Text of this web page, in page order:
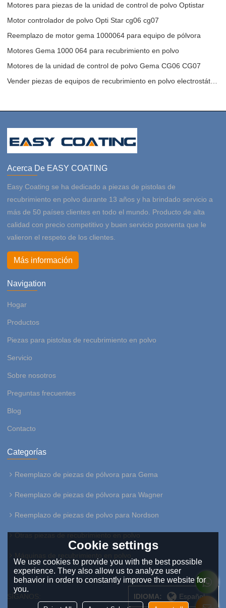
Motores para piezas de la unidad de control de polvo Optistar
Motor controlador de polvo Opti Star cg06 cg07
Reemplazo de motor gema 1000064 para equipo de pólvora
Motores Gema 1000 064 para recubrimiento en polvo
Motores de la unidad de control de polvo Gema CG06 CG07
Acerca De EASY COATING
Easy Coating se ha dedicado a piezas de pistolas de
recubrimiento en polvo durante 13 años y ha brindado servicio a
más de 50 países clientes en todo el mundo. Producto de alta
calidad con precio competitivo y buen servicio posventa que le
valieron el respeto de los clientes.
Más información
Navigation
Hogar
Productos
Piezas para pistolas de recubrimiento en polvo
Servicio
Sobre nosotros
Preguntas frecuentes
Blog
Contacto
Categorías
Reemplazo de piezas de pólvora para Gema
Reemplazo de piezas de pólvora para Wagner
Reemplazo de piezas de polvo para Nordson
Otras piezas de recubrimiento en polvo
SÍGANOS: IDIOMA: Español
Cookie settings
We use cookies to provide you with the best possible
experience. They also allow us to analyze user
behavior in order to constantly improve the website for
you.